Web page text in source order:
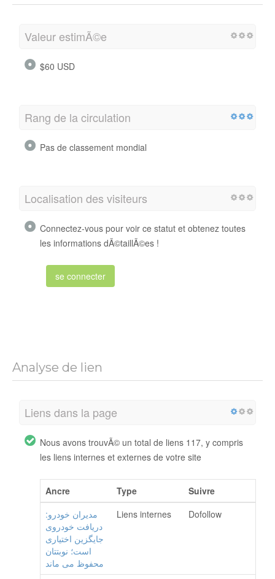
Valeur estimÃ©e
$60 USD
Rang de la circulation
Pas de classement mondial
Localisation des visiteurs
Connectez-vous pour voir ce statut et obtenez toutes
les informations dÃ©taillÃ©es !
se connecter
Analyse de lien
Liens dans la page
Nous avons trouvÃ© un total de liens 117, y compris
les liens internes et externes de votre site
Ancre Type
Suivre
مدیران خودرو:
دریافت خودروی
جایگزین اختیاری
است؛ نوبتتان
محفوظ می ماند
Liens internes Dofollow